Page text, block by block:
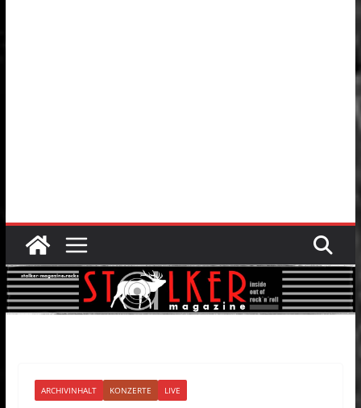
ARCHIVINHALT KONZERTE LIVE